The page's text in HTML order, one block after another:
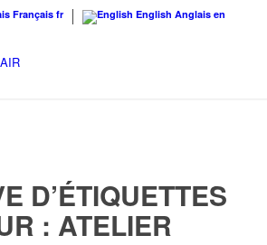
Français fr English Anglais en
D’ÉTIQUETTES
: ATELIER